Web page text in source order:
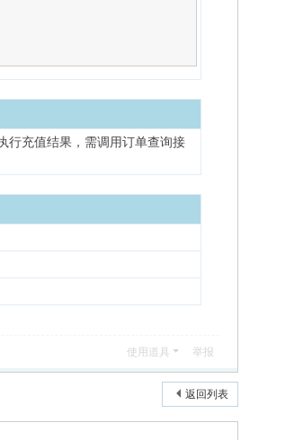
行充值结果，需调用订单查询接
使用道具 举报
返回列表